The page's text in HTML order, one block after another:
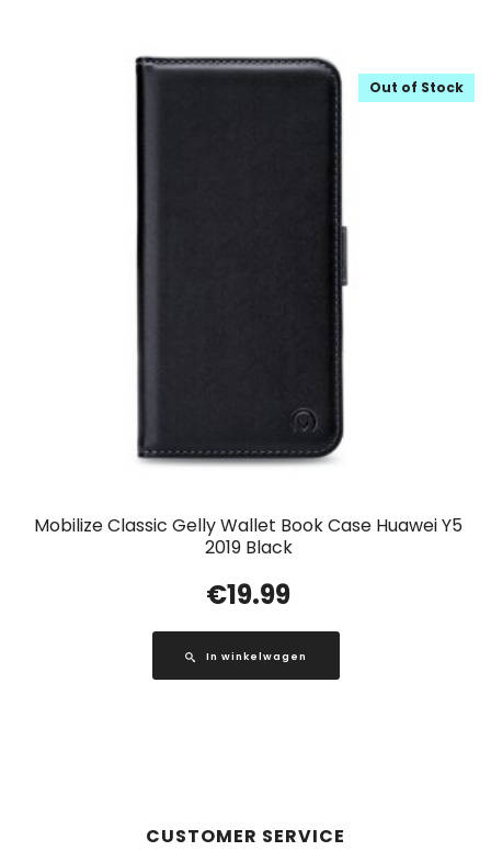
Mobilize Classic Gelly Wallet Book Case Huawei Y5
2019 Black
Out of Stock
€19.99
In winkelwagen
CUSTOMER SERVICE